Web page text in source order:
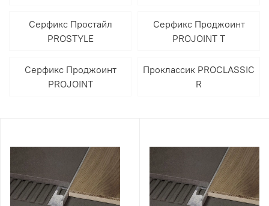
Серфикс Простайл
PROSTYLE
Серфикс Проджоинт
PROJOINT T
Серфикс Проджоинт
PROJOINT
Проклассик PROCLASSIC
R